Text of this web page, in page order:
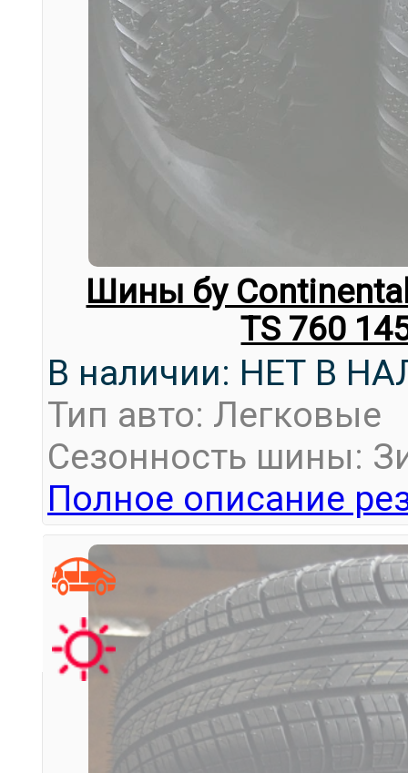
Шины бу
TS 760
В наличии: НЕТ В
Тип авто: Легковые
Сезонность шины:
Полное описание